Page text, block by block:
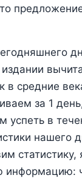
издании
в средние
за 1
успеть в
нашего